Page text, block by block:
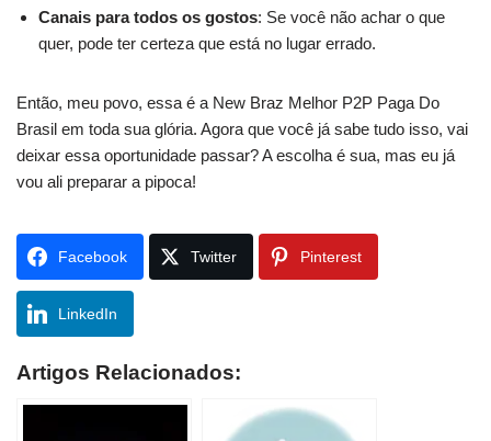
Canais para todos os gostos: Se você não achar o que
quer, pode ter certeza que está no lugar errado.
Então, meu povo, essa é a New Braz Melhor P2P Paga Do
Brasil em toda sua glória. Agora que você já sabe tudo isso, vai
deixar essa oportunidade passar? A escolha é sua, mas eu já
vou ali preparar a pipoca!
Facebook Twitter Pinterest
LinkedIn
Artigos Relacionados: